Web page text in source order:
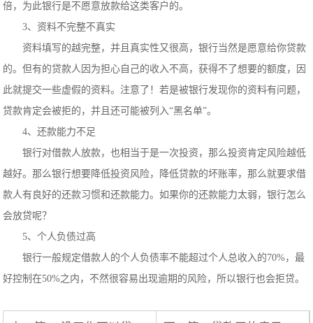
倍，为此银行是不愿意放款给这类客户的。
3、资料不完整不真实
资料填写的越完整，并且真实性又很高，银行当然是愿意给你贷款
的。但有的贷款人因为担心自己的收入不高，获得不了想要的额度，因
此就提交一些虚假的资料。注意了！若是被银行发现你的资料有问题，
贷款肯定会被拒的，并且还可能被列入“黑名单”。
4、还款能力不足
银行对借款人放款，也相当于是一次投资，那么投资肯定风险越低
越好。那么银行想要降低投资风险，降低贷款的坏账率，那么就要求借
款人有良好的还款习惯和还款能力。如果你的还款能力太弱，银行怎么
会放贷呢？
5、个人负债过高
银行一般规定借款人的个人负债率不能超过个人总收入的70%，最
好控制在50%之内，不然很容易出现逾期的风险，所以银行也会拒贷。